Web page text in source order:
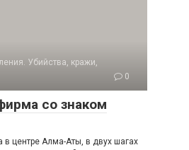
Убийства, кражи,
0
со знаком
в центре Алма-Аты, в двух шагах